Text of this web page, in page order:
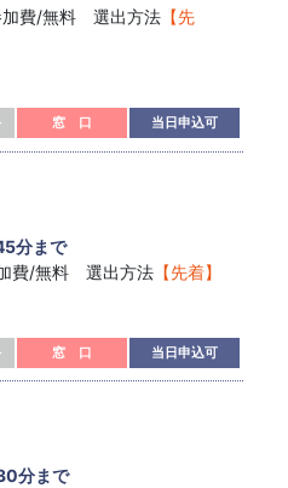
費/無料 選出方法 【先
窓 口 当日申込可
分まで
費/無料 選出方法 【先着】
窓 口 当日申込可
分まで